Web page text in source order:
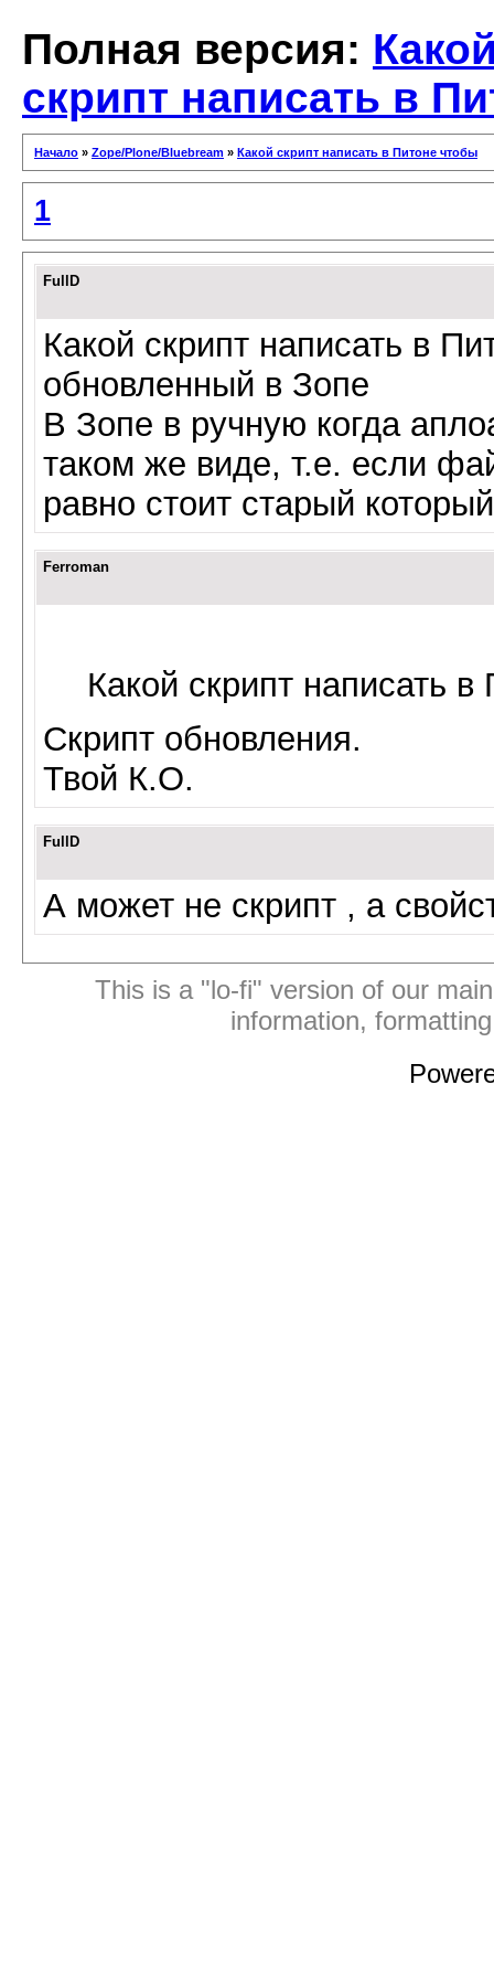
Полная версия:
скрипт написать в
Начало » Zope/Plone/Bluebream » Какой скрипт написать в Питоне чтобы
1
FullD
Какой скрипт написать в
обновленный в Зопе
В Зопе в ручную когда
таком же виде, т.е. если
равно стоит старый
Ferroman
Какой скрипт написать в
Скрипт обновления.
Твой К.О.
FullD
А может не скрипт , а
This is a "lo-fi" version of our
information,